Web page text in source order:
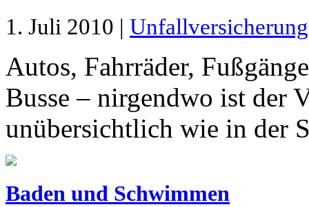
1. Juli 2010 | Unfallversicherung
Autos, Fahrräder,
Busse – nirgendwo ist der
unübersichtlich wie in der
Baden und Schwimmen